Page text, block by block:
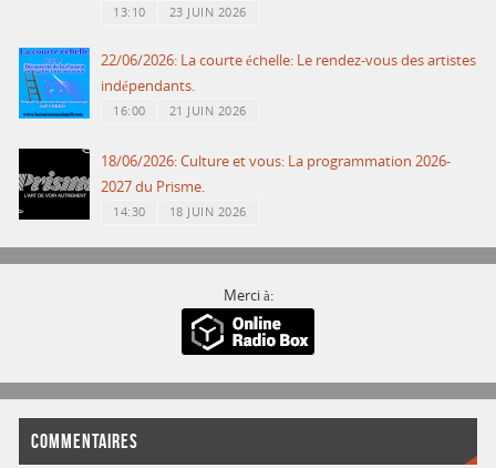
13:10 23 JUIN 2026
22/06/2026: La courte échelle: Le rendez-vous des artistes
indépendants.
16:00 21 JUIN 2026
18/06/2026: Culture et vous: La programmation 2026-
2027 du Prisme.
14:30 18 JUIN 2026
Merci à:
COMMENTAIRES